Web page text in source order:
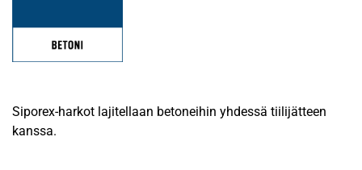
Siporex-harkot lajitellaan betoneihin yhdessä tiilijätteen
kanssa.